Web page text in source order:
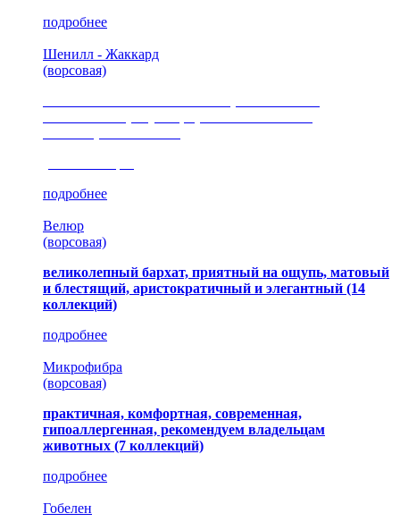
подробнее
Шенилл - Жаккард
(ворсовая)
подробнее
Велюр
(ворсовая)
великолепный бархат, приятный на ощупь, матовый
и блестящий, аристократичный и элегантный (14
коллекций)
подробнее
Микрофибра
(ворсовая)
практичная, комфортная, современная,
гипоаллергенная, рекомендуем владельцам
животных (7 коллекций)
подробнее
Гобелен